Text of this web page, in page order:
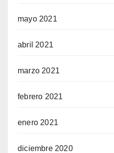
mayo 2021
abril 2021
marzo 2021
febrero 2021
enero 2021
diciembre 2020